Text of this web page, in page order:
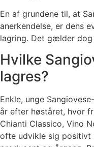
En af grundene til, at
anerkendelse, er dens
lagring. Det gælder
Hvilke
lagres?
Enkle, unge
år efter høståret, hvor
Chianti Classico, Vino
ofte udvikle sig positivt